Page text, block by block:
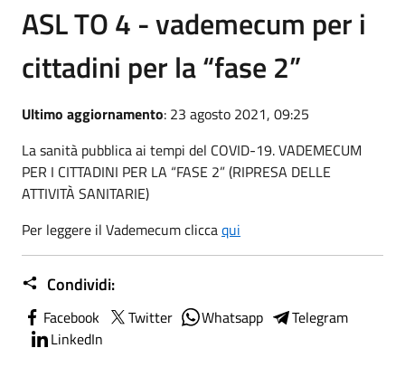
ASL TO 4 - vademecum per i
cittadini per la “fase 2”
Ultimo aggiornamento: 23 agosto 2021, 09:25
La sanità pubblica ai tempi del COVID-19.VADEMECUM
PER I CITTADINI PER LA “FASE 2” (RIPRESA DELLE
ATTIVITÀ SANITARIE)
Per leggere il Vademecumcliccaqui
Condividi:
Facebook Twitter Whatsapp
Telegram
LinkedIn